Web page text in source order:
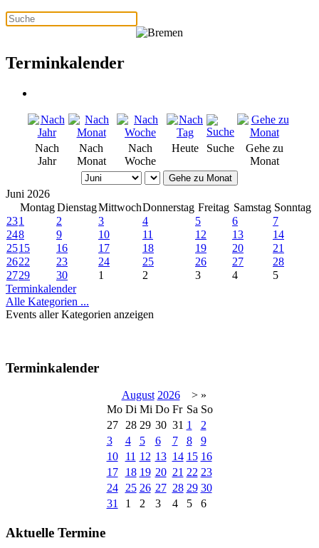
Terminkalender
Nach
Jahr
Nach
Monat
Nach
Woche
Heute Suche
Gehe zu
Monat
Gehe zu Monat
Juni 2026
Montag DienstagMittwochDonnerstag Freitag Samstag Sonntag
231 2 3 4 5 6
7
248 9 10 11 12 13
14
2515 16 17 18 19 20
21
2622 23 24 25 26 27
28
2729 30 1 2 3 4
5
Terminkalender
Alle Kategorien ...
Events aller Kategorien anzeigen
Terminkalender
August 2026 > »
Mo Di Mi Do Fr Sa So
27
28 29 30 31 1
2
3
4 5 6 7 8
9
10
11 12 13 14 15 16
17
18 19 20 21 22 23
24
25 26 27 28 29 30
31
1 2 3 4 5 6
Aktuelle Termine